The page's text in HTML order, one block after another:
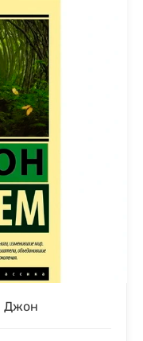
Джон